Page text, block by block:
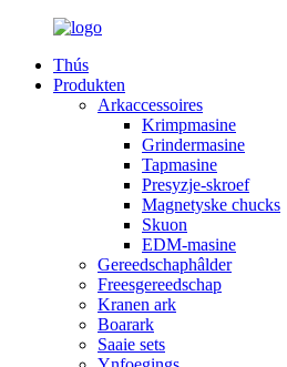
Thús
Produkten
Arkaccessoires
Krimpmasine
Grindermasine
Tapmasine
Presyzje-skroef
Magnetyske chucks
Skuon
EDM-masine
Gereedschaphâlder
Freesgereedschap
Kranen ark
Boarark
Saaie sets